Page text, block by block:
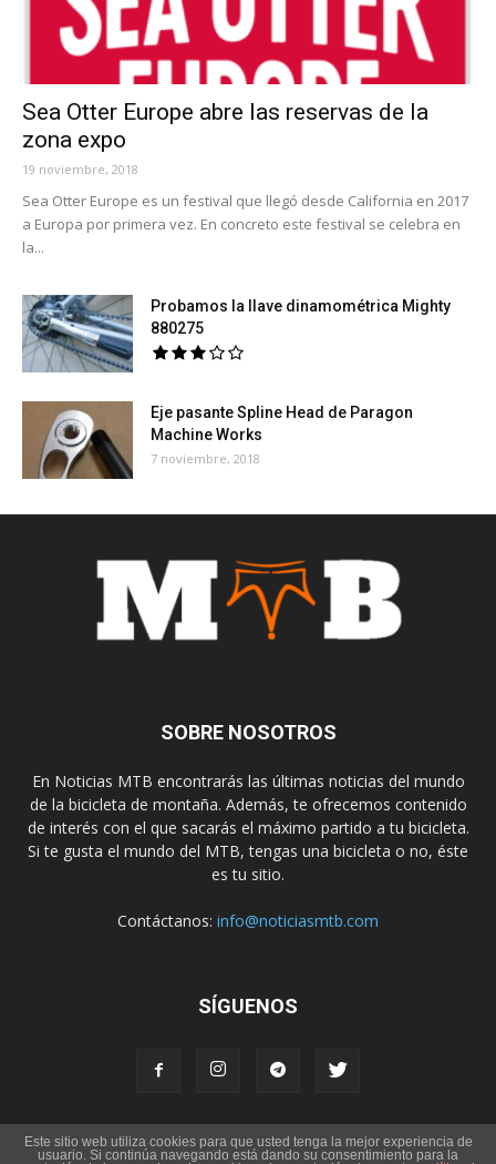
Sea Otter Europe abre las reservas de la
zona expo
19 noviembre, 2018
Sea Otter Europe es un festival que llegó desde California en 2017
a Europa por primera vez. En concreto este festival se celebra en
la...
Probamos la llave dinamométrica Mighty
880275
Eje pasante Spline Head de Paragon
Machine Works
7 noviembre, 2018
SOBRE NOSOTROS
En Noticias MTB encontrarás las últimas noticias del mundo
de la bicicleta de montaña. Además, te ofrecemos contenido
de interés con el que sacarás el máximo partido a tu bicicleta.
Si te gusta el mundo del MTB, tengas una bicicleta o no, éste
es tu sitio.
Contáctanos: info@noticiasmtb.com
SÍGUENOS
Política de privacidad Política de cookies Aviso Legal Contacto
Este sitio web utiliza cookies para que usted tenga la mejor experiencia de
usuario. Si continúa navegando está dando su consentimiento para la